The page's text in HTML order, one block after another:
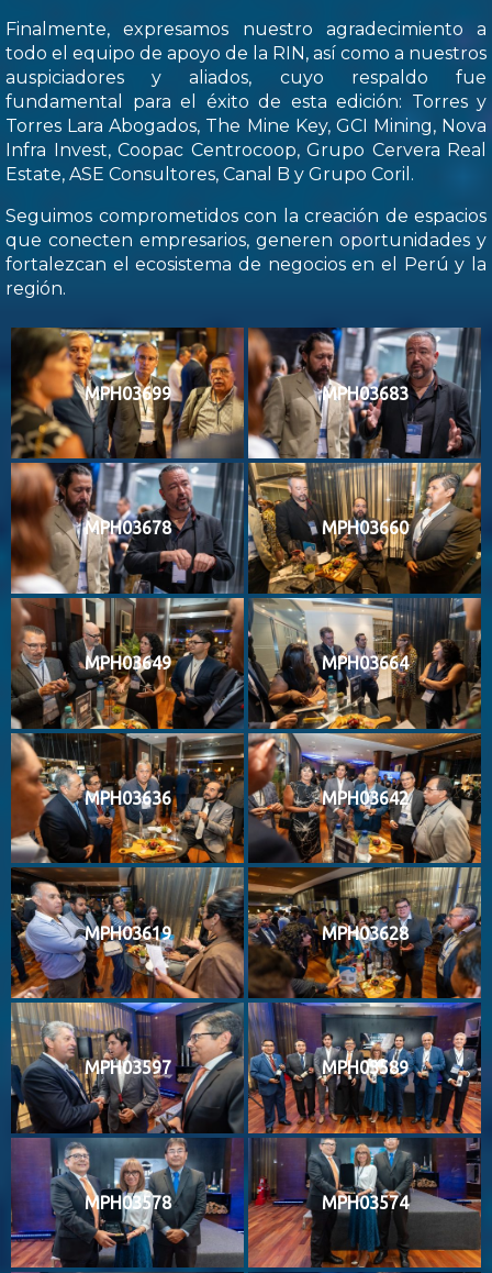
Finalmente, expresamos nuestro agradecimiento a
todo el equipo de apoyo de la RIN, así como a nuestros
auspiciadores y aliados, cuyo respaldo fue
fundamental para el éxito de esta edición: Torres y
Torres Lara Abogados, The Mine Key, GCI Mining, Nova
Infra Invest, Coopac Centrocoop, Grupo Cervera Real
Estate, ASE Consultores, Canal B y Grupo Coril.
Seguimos comprometidos con la creación de espacios
que conecten empresarios, generen oportunidades y
fortalezcan el ecosistema de negocios en el Perú y la
región.
MPH03699 MPH03683
MPH03678 MPH03660
MPH03649 MPH03664
MPH03636 MPH03642
MPH03619 MPH03628
MPH03597 MPH03589
MPH03578 MPH03574